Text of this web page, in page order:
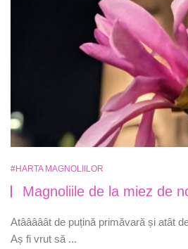
#HARTA MAGNOLIILOR
Magnoliile de la miez de
Atââââât de puțină primăvară și atât
Aș fi vrut să ...